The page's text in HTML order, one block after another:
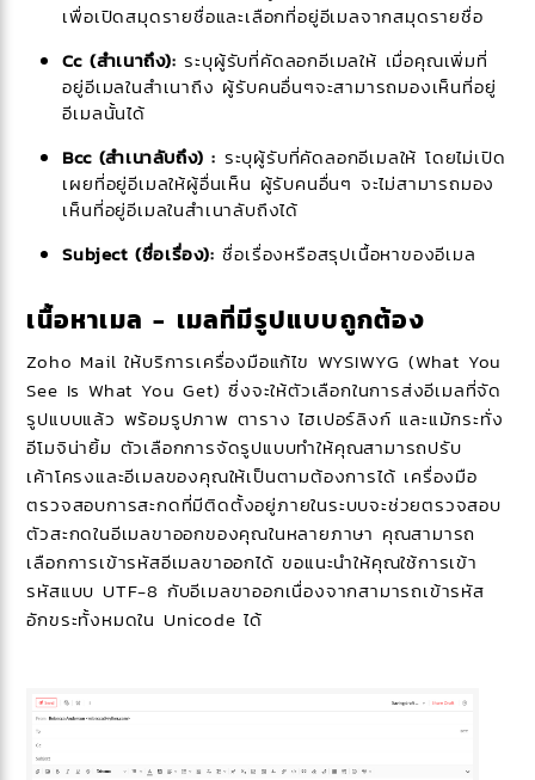
เพื่อเปิดสมุดรายชื่อและเลือกที่อยู่อีเมลจากสมุดรายชื่อ
Cc (สำเนาถึง): ระบุผู้รับที่คัดลอกอีเมลให้ เมื่อคุณเพิ่มที่
อยู่อีเมลในสำเนาถึง ผู้รับคนอื่นๆจะสามารถมองเห็นที่อยู่
อีเมลนั้นได้
Bcc (สำเนาลับถึง) : ระบุผู้รับที่คัดลอกอีเมลให้ โดยไม่เปิด
เผยที่อยู่อีเมลให้ผู้อื่นเห็น ผู้รับคนอื่นๆ จะไม่สามารถมอง
เห็นที่อยู่อีเมลในสำเนาลับถึงได้
Subject (ชื่อเรื่อง): ชื่อเรื่องหรือสรุปเนื้อหาของอีเมล
เนื้อหาเมล - เมลที่มีรูปแบบถูกต้อง
Zoho Mail ให้บริการเครื่องมือแก้ไข WYSIWYG (What You
See Is What You Get) ซึ่งจะให้ตัวเลือกในการส่งอีเมลที่จัด
รูปแบบแล้ว พร้อมรูปภาพ ตาราง ไฮเปอร์ลิงก์ และแม้กระทั่ง
อีโมจิน่ายิ้ม ตัวเลือกการจัดรูปแบบทำให้คุณสามารถปรับ
เค้าโครงและอีเมลของคุณให้เป็นตามต้องการได้ เครื่องมือ
ตรวจสอบการสะกดที่มีติดตั้งอยู่ภายในระบบจะช่วยตรวจสอบ
ตัวสะกดในอีเมลขาออกของคุณในหลายภาษา คุณสามารถ
เลือกการเข้ารหัสอีเมลขาออกได้ ขอแนะนำให้คุณใช้การเข้า
รหัสแบบ UTF-8 กับอีเมลขาออกเนื่องจากสามารถเข้ารหัส
อักขระทั้งหมดใน Unicode ได้